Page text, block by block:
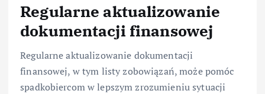
Regularne aktualizowanie
dokumentacji finansowej
Regularne aktualizowanie dokumentacji
finansowej, w tym listy zobowiązań, może pomóc
spadkobiercom w lepszym zrozumieniu sytuacji